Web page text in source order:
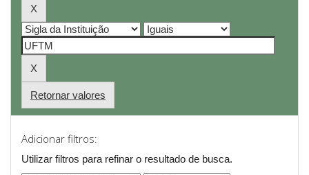
Retornar valores
Adicionar filtros:
Utilizar filtros para refinar o resultado de busca.